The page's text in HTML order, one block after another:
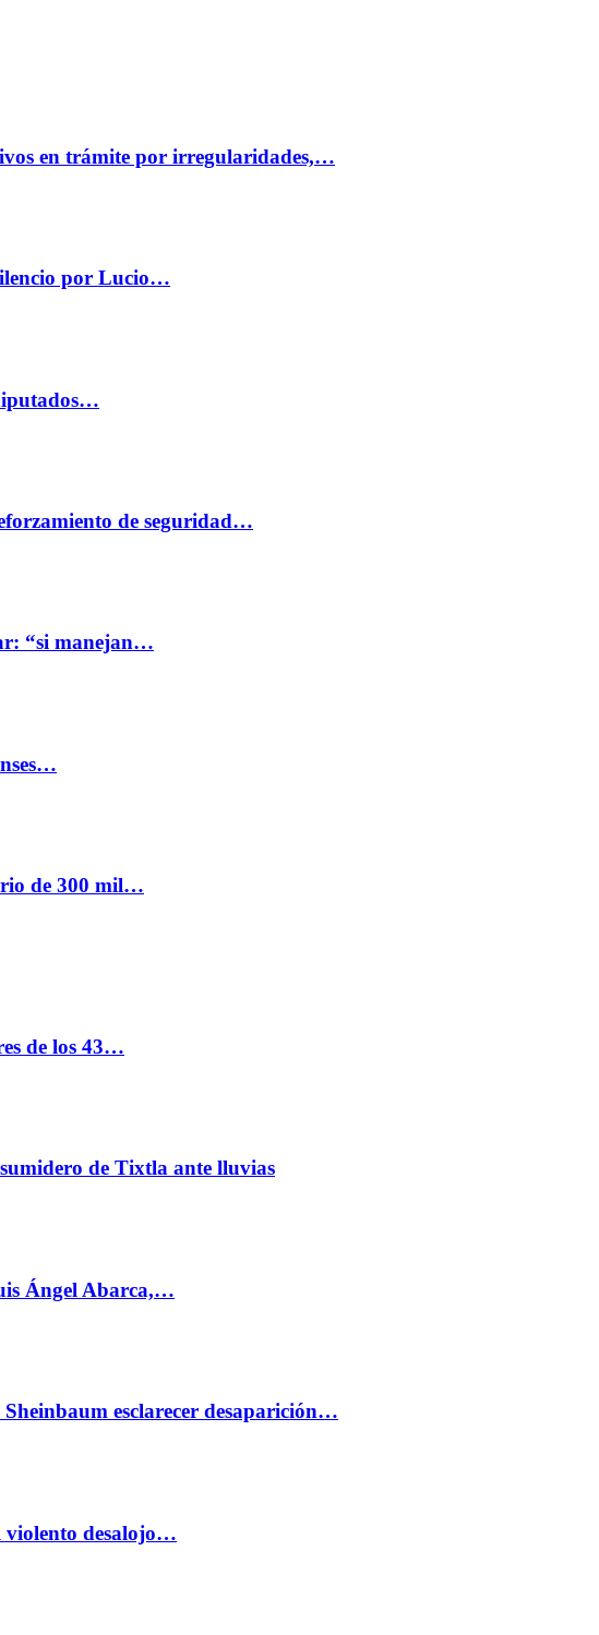
en trámite por irregularidades,…
por Lucio…
de seguridad…
“si manejan…
de 300 mil…
de los 43…
de Tixtla ante lluvias
Ángel Abarca,…
esclarecer desaparición…
violento desalojo…